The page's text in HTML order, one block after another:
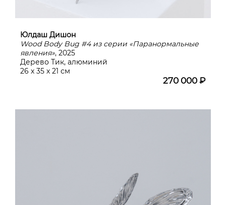
Юлдаш Дишон
Wood Body Bug #4 из серии «Паранормальные
явления», 2025
Дерево Тик, алюминий
26 х 35 х 21 см
270 000 ₽